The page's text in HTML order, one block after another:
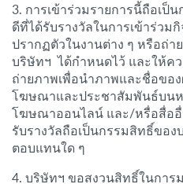
3. การเข้าร่วมรายการนี้ถือเ
ดีที่ได้รับรางวัลในการเข้าร่ว
ปรากฏตัวในงานต่าง ๆ หรือถ่
บริษัทฯ ได้กำหนดไว้ และให้ค
ถ่ายภาพเพื่อนำภาพและชื่อขอ
โฆษณาและประชาสัมพันธ์บน
โฆษณาออนไลน์ และ/หรื่อสื่อ
รับรางวัลถือเป็นกรรมสิทธิ์ขอ
ตอบแทนใด ๆ
4. บริษัทฯ ขอสงวนสิทธิ์ในการ